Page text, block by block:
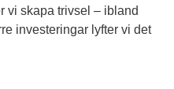
vi skapa trivsel – ibland
investeringar lyfter vi det